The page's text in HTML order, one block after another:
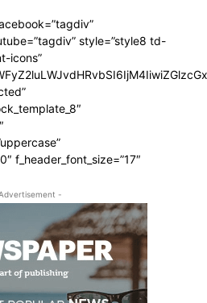
style=”style8 td-
icons”
f_header_font_size=”17″
-